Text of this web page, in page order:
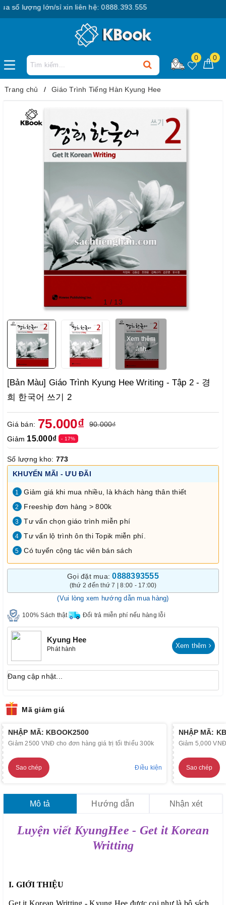
lượng lớn/sỉ xin liên hệ: 0888.393.555
0 0
Trang chủ Giáo Trình Tiếng Hàn Kyung Hee
1 / 13
Xem thêm
ảnh
[Bản Màu] Giáo Trình Kyung Hee Writing - Tập 2 - 경
희 한국어 쓰기 2
Giá bán: 75.000₫
90.000₫
Giảm 15.000₫ - 17%
Số lượng kho: 773
KHUYẾN MÃI - ƯU ĐÃI
1 Giảm giá khi mua nhiều, là khách hàng thân thiết
2 Freeship đơn hàng > 800k
3 Tư vấn chọn giáo trình miễn phí
4 Tư vấn lộ trình ôn thi Topik miễn phí.
5 Có tuyển cộng tác viên bán sách
Gọi đặt mua:0888393555
(thứ 2 đến thứ 7 | 8:00 - 17:00)
(Vui lòng xem hướng dẫn mua hàng)
100% Sách thật Đổi trả miễn phí nếu hàng lỗi
Kyung Hee
Phát hành Xem thêm
Đang cập nhật...
Mã giảm giá
NHẬP MÃ: KBOOK2500
Giảm 2500 VNĐ cho đơn hàng giá trị tối thiểu 300k
Sao chép Điều kiện
NHẬP MÃ:
Giảm 5,000
Sao chép
Mô tả Hướng dẫn Nhận xét
Luyện viết KyungHee - Get it Korean
Writting
I. GIỚI THIỆU
Get it Korean Writting - Kyung Hee được coi như là bộ sách